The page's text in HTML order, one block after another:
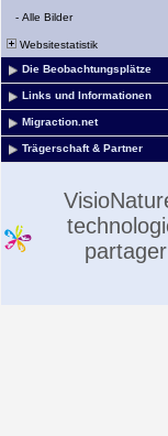
- Alle Bilder
Websitestatistik
Die Beobachtungsplätze
Links und Informationen
Migraction.net
Trägerschaft & Partner